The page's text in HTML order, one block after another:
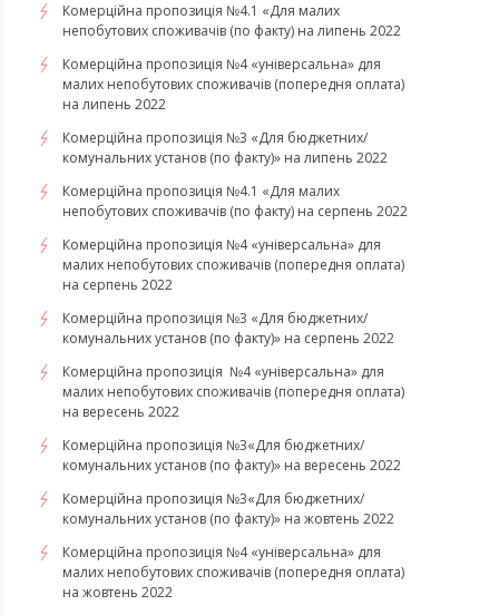
Комерційна пропозиція №4.1 «Для малих
непобутових споживачів (по факту) на липень 2022
Комерційна пропозиція №4 «універсальна» для
малих непобутових споживачів (попередня оплата)
на липень 2022
Комерційна пропозиція №3 «Для бюджетних/
комунальних установ (по факту)» на липень 2022
Комерційна пропозиція №4.1 «Для малих
непобутових споживачів (по факту) на серпень 2022
Комерційна пропозиція №4 «універсальна» для
малих непобутових споживачів (попередня оплата)
на серпень 2022
Комерційна пропозиція №3 «Для бюджетних/
комунальних установ (по факту)» на серпень 2022
Комерційна пропозиція №4 «універсальна» для
малих непобутових споживачів (попередня оплата)
на вересень 2022
Комерційна пропозиція №3«Для бюджетних/
комунальних установ (по факту)» на вересень 2022
Комерційна пропозиція №3«Для бюджетних/
комунальних установ (по факту)» на жовтень 2022
Комерційна пропозиція №4 «універсальна» для
малих непобутових споживачів (попередня оплата)
на жовтень 2022